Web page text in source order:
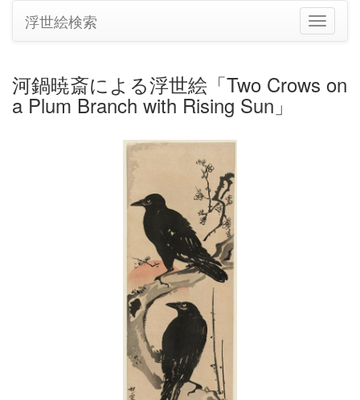
ナ
ビ
シ
浮世絵検索
河鍋暁斎による浮世絵「Two Crows on
a Plum Branch with Rising Sun」